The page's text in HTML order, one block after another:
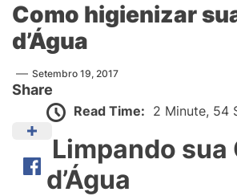
Como higienizar
d’Água
Setembro 19, 2017
Share
Read Time: 2 Minute, 54
Limpando sua
d’Água